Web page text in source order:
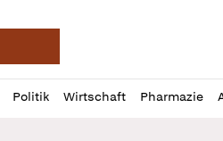
Deutsche Apotheker
Politik Wirtschaft Pharmazie
Profil
öffnen
Daz
Pur